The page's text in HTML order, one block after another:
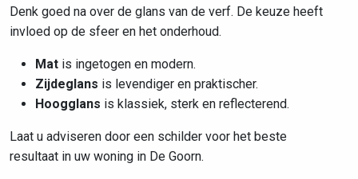
Denk goed na over de glans van de verf. De keuze heeft
invloed op de sfeer en het onderhoud.
Mat is ingetogen en modern.
Zijdeglans is levendiger en praktischer.
Hoogglans is klassiek, sterk en reflecterend.
Laat u adviseren door een schilder voor het beste
resultaat in uw woning in De Goorn.